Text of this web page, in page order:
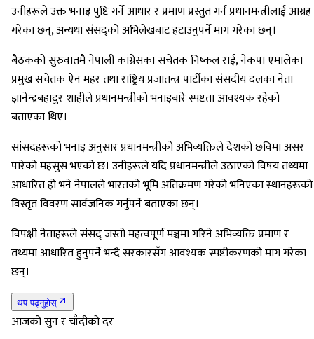
उनीहरूले उक्त भनाइ पुष्टि गर्ने आधार र प्रमाण प्रस्तुत गर्न प्रधानमन्त्रीलाई आग्रह
गरेका छन्, अन्यथा संसद्को अभिलेखबाट हटाउनुपर्ने माग गरेका छन्।
बैठकको सुरुवातमै नेपाली कांग्रेसका सचेतक निष्कल राई, नेकपा एमालेका
प्रमुख सचेतक ऐन महर तथा राष्ट्रिय प्रजातन्त्र पार्टीका संसदीय दलका नेता
ज्ञानेन्द्रबहादुर शाहीले प्रधानमन्त्रीको भनाइबारे स्पष्टता आवश्यक रहेको
बताएका थिए।
सांसदहरूको भनाइ अनुसार प्रधानमन्त्रीको अभिव्यक्तिले देशको छविमा असर
पारेको महसुस भएको छ। उनीहरूले यदि प्रधानमन्त्रीले उठाएको विषय तथ्यमा
आधारित हो भने नेपालले भारतको भूमि अतिक्रमण गरेको भनिएका स्थानहरूको
विस्तृत विवरण सार्वजनिक गर्नुपर्ने बताएका छन्।
विपक्षी नेताहरूले संसद् जस्तो महत्वपूर्ण मञ्चमा गरिने अभिव्यक्ति प्रमाण र
तथ्यमा आधारित हुनुपर्ने भन्दै सरकारसँग आवश्यक स्पष्टीकरणको माग गरेका
छन्।
थप पढ्नुहोस्
आजको सुन र चाँदीको दर